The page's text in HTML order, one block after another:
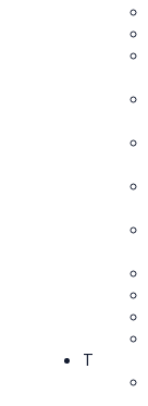
T